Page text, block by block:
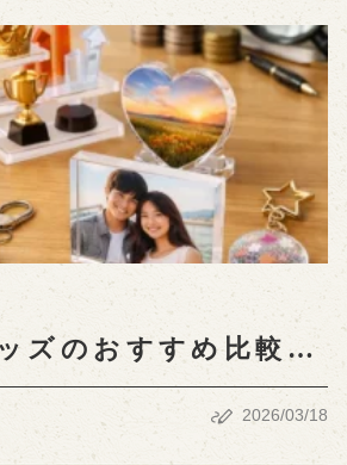
ズのおすすめ比較と
品を徹底調査
2026/03/18